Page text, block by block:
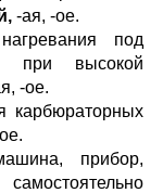
-ая, -ое.
под
при высокой
-ое.
карбюраторных
прибор,